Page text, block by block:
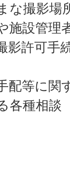
な撮影場
施設管理
影許可手
配等に関
各種相談